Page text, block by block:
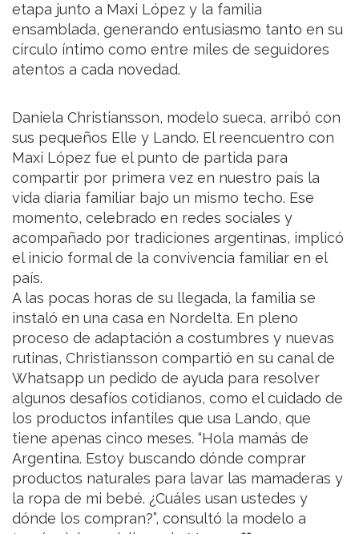
etapa junto a Maxi López y la familia
ensamblada, generando entusiasmo tanto en su
círculo íntimo como entre miles de seguidores
atentos a cada novedad.
Daniela Christiansson, modelo sueca, arribó con
sus pequeños Elle y Lando. El reencuentro con
Maxi López fue el punto de partida para
compartir por primera vez en nuestro país la
vida diaria familiar bajo un mismo techo. Ese
momento, celebrado en redes sociales y
acompañado por tradiciones argentinas, implicó
el inicio formal de la convivencia familiar en el
país.
A las pocas horas de su llegada, la familia se
instaló en una casa en Nordelta. En pleno
proceso de adaptación a costumbres y nuevas
rutinas, Christiansson compartió en su canal de
Whatsapp un pedido de ayuda para resolver
algunos desafíos cotidianos, como el cuidado de
los productos infantiles que usa Lando, que
tiene apenas cinco meses. “Hola mamás de
Argentina. Estoy buscando dónde comprar
productos naturales para lavar las mamaderas y
la ropa de mi bebé. ¿Cuáles usan ustedes y
dónde los compran?”, consultó la modelo a